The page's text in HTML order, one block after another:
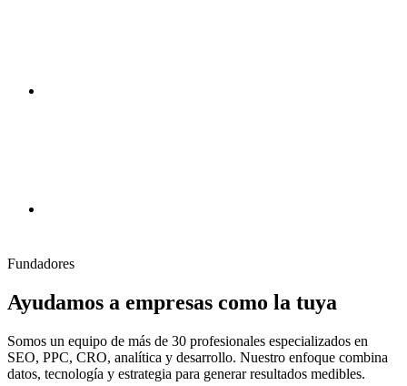
Fundadores
Ayudamos a empresas como la tuya
Somos un equipo de más de 30 profesionales especializados en
SEO, PPC, CRO, analítica y desarrollo. Nuestro enfoque combina
datos, tecnología y estrategia para generar resultados medibles.